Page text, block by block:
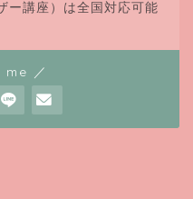
ー講座）は全国対応可能
me ／